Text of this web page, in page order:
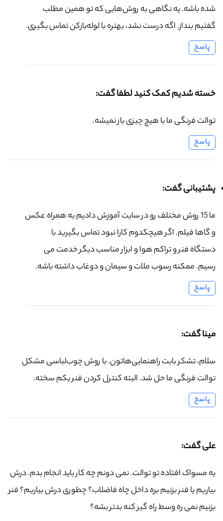
شده باشه. یه نگاهی به روش‌هایی که تو همین مطلب
گفتیم بنداز. اگه درست نشد، بهتره با لوله‌بازکن تماس بگیری.
پاسخ
خسته شدیم کمک کنید لطفا گفت:
توالت فرنگی ما با هیچ چیزی باز نمیشه.
پاسخ
پشتیبانی گفت:
ما 15 روش مختلف رو در سایت آموزش دادیم به همراه عکس
و گاها فیلم. اگر هیچکدوم کارا نبود تماس بگیرید با
دستگاه فنر و تراکم هوا و ابزار مناسب دیگر خدمت می
رسیم. ممکنه رسوب ملات و سیمان و دوغاب داشته باشه.
پاسخ
مینا گفت:
سلام، تشکر بابت راهنمایی‌هاتون. با روش چوب‌لباسی مشکل
توالت فرنگی ما حل شد. البته کنترل کردن فنر یکم سخته.
پاسخ
علی گفت:
یه مسواک افتاده تو توالت. نمی دونم چه کار باید انجام بدم. درش
بیاریم یا فنر بزنیم بره داخل چاه فاضلاب؟ چطوری درش بیاریم؟ فنر
بزنیم نمی ره وسط راه گیر کنه بدتر بشه؟